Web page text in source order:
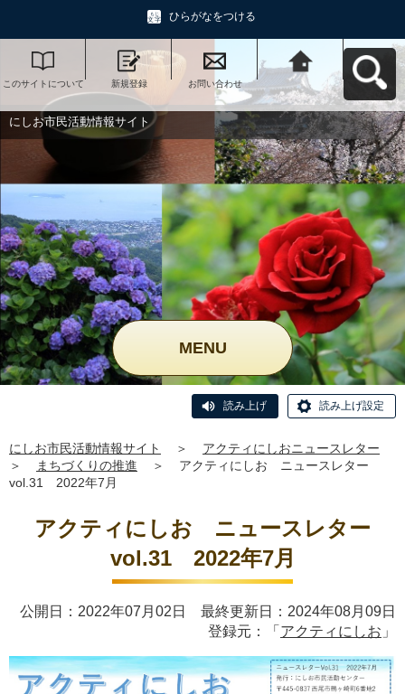
ひらがなをつける
このサイトについて 新規登録 お問い合わせ
にしお市民活動情報
サイトへ戻る
にしお市民活動情報サイト
MENU
読み上げ 読み上げ設定
にしお市民活動情報サイト ＞
アクティにしおニュースレター
＞
まちづくりの推進 ＞
アクティにしお ニュースレター
vol.31 2022年7月
アクティにしお ニュースレター
vol.31 2022年7月
公開日：2022年07月02日 最終更新日：2024年08月09日
登録元：「 アクティにしお 」